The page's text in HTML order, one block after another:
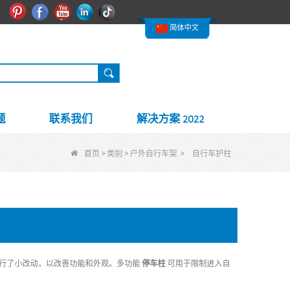
简体中文
Nederlands
兴趣 FacebookYouTube领英
联系我们 解决方案 2022
首页 > 类别 > 户外自行车架 > 自行车护柱
了小改动，以改善功能和外观。多功能 停车柱可用于限制进入自